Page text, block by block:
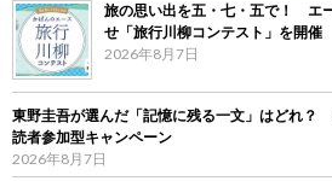
旅の思い出を五・七・五で！ エ
せ「旅行川柳コンテスト」を開催
2026年8月7日
東野圭吾が選んだ「記憶に残る一文」はどれ？
読者参加型キャンペーン
2026年8月7日